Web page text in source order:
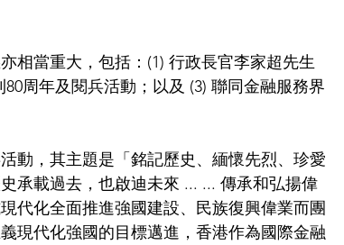
相當重大，包括：(1) 行政長官李家超先生
周年及閱兵活動；以及 (3) 聯同金融服務界
動，其主題是「銘記歷史、緬懷先烈、珍愛
承載過去，也啟迪未來 ... ... 傳承和弘揚偉
代化全面推進強國建設、民族復興偉業而團
現代化強國的目標邁進，香港作為國際金融